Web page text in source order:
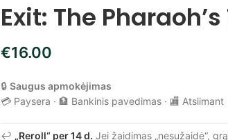
Exit: The
€16.00
🔒 Saugus apmokėjimas
💳 Paysera · 🏦 Bankinis pavedimas · 🏬 Atsiimant
↩️ „Reroll“ per 14 d. Jei žaidimas „nesužaidė“,